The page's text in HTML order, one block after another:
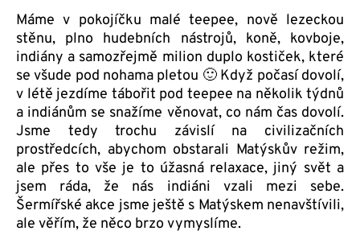
Máme v pokojíčku malé teepee, nově lezeckou
stěnu, plno hudebních nástrojů, koně, kovboje,
indiány a samozřejmě milion duplo kostiček, které
se všude pod nohama pletou 🙂 Když počasí dovolí,
v létě jezdíme tábořit pod teepee na několik týdnů
a indiánům se snažíme věnovat, co nám čas dovolí.
Jsme tedy trochu závislí na civilizačních
prostředcích, abychom obstarali Matýskův režim,
ale přes to vše je to úžasná relaxace, jiný svět a
jsem ráda, že nás indiáni vzali mezi sebe.
Šermířské akce jsme ještě s Matýskem nenavštívili,
ale věřím, že něco brzo vymyslíme.